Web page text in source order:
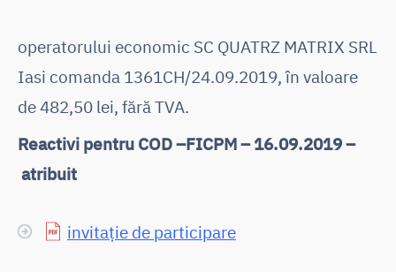
operatorului economic SC QUATRZ MATRIX SRL
Iasi comanda 1361CH/24.09.2019, în valoare
de 482,50 lei, fără TVA.
Reactivi pentru COD –FICPM – 16.09.2019 –
atribuit
invitație de participare